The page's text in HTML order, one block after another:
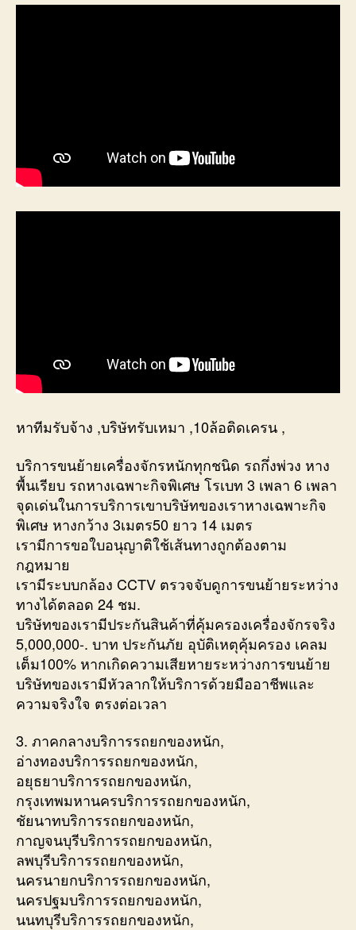
หาทีมรับจ้าง ,บริษัทรับเหมา ,10ล้อติดเครน ,
บริการขนย้ายเครื่องจักรหนักทุกชนิด รถกึ่งพ่วง หาง
พื้นเรียบ รถหางเฉพาะกิจพิเศษ โรเบท 3 เพลา 6 เพลา
จุดเด่นในการบริการเขาบริษัทของเราหางเฉพาะกิจ
พิเศษ หางกว้าง 3เมตร50 ยาว 14 เมตร
เรามีการขอใบอนุญาติใช้เส้นทางถูกต้องตาม
กฎหมาย
เรามีระบบกล้อง CCTV ตรวจจับดูการขนย้ายระหว่าง
ทางได้ตลอด 24 ชม.
บริษัทของเรามีประกันสินค้าที่คุ้มครองเครื่องจักรจริง
5,000,000-. บาท ประกันภัย อุบัติเหตุคุ้มครอง เคลม
เต็ม100% หากเกิดความเสียหายระหว่างการขนย้าย
บริษัทของเรามีหัวลากให้บริการด้วยมืออาชีพและ
ความจริงใจ ตรงต่อเวลา
3. ภาคกลางบริการรถยกของหนัก,
อ่างทองบริการรถยกของหนัก,
อยุธยาบริการรถยกของหนัก,
กรุงเทพมหานครบริการรถยกของหนัก,
ชัยนาทบริการรถยกของหนัก,
กาญจนบุรีบริการรถยกของหนัก,
ลพบุรีบริการรถยกของหนัก,
นครนายกบริการรถยกของหนัก,
นครปฐมบริการรถยกของหนัก,
นนทบุรีบริการรถยกของหนัก,